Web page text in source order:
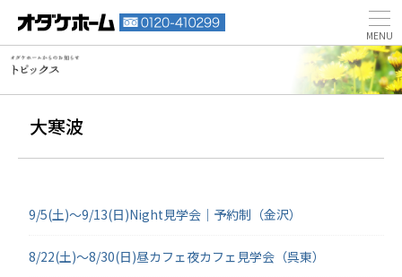
大寒波
9/5(土)～9/13(日)Night見学会｜予約制（金沢）
8/22(土)～8/30(日)昼カフェ夜カフェ見学会（呉東）